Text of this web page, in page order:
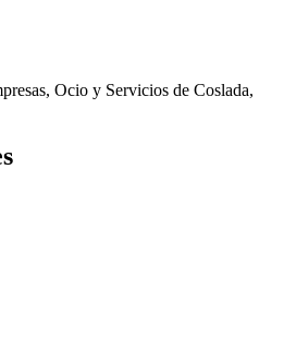
Ocio y Servicios de Coslada,